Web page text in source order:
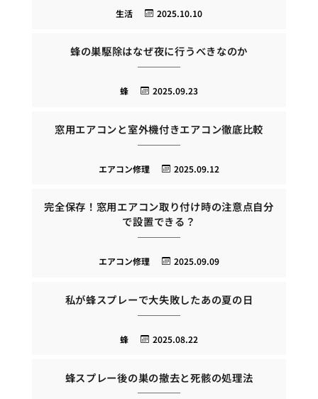
2025.10.10
生活
蜂の巣駆除はなぜ夜に行うべきなのか
2025.09.23
蜂
窓用エアコンと室外機付きエアコン徹底比較
2025.09.12
エアコン修理
完全保存！窓用エアコン取り付け時の注意点自分
で設置できる？
2025.09.09
エアコン修理
私が蜂スプレーで大失敗したあの夏の日
2025.08.22
蜂
蜂スプレー後の巣の撤去と死骸の処理法